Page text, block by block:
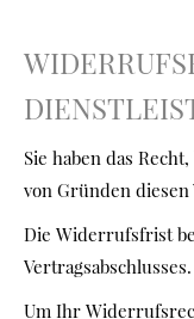
Sie haben das
von Gründen
Die Widerrufsfrist
Vertragsabschlusses.
Um Ihr